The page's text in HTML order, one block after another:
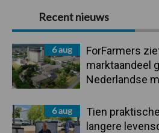
Primaire
Sidebar
Recent nieuws
6 aug
ForFarmers
marktaandeel
Nederlandse
6 aug
Tien
langere